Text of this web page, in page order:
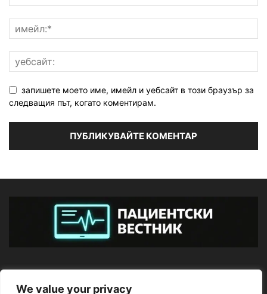
We value your privacy
запишете моето име, имейл и уебсайт в този браузър за
следващия път, когато коментирам.